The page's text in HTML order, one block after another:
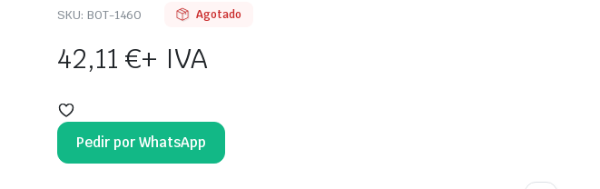
SKU: BOT-1460 Agotado
42,11€+ IVA
Pedir por WhatsApp